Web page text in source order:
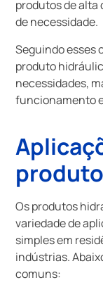
produtos de alta
de necessidade.
Seguindo esses
produto
necessidades,
funcionamento
Os produtos
variedade de
simples em
indústrias.
comuns: